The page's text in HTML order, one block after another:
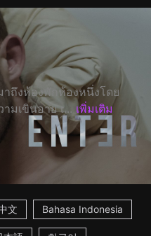
ถึงห้องพักห้องหนึ่งโดย
มเขินอาย เ... เพิ่มเติม
文 Bahasa Indonesia